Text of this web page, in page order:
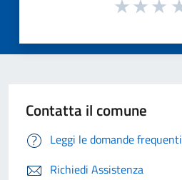
Contatta il comune
Leggi le domande frequenti
Richiedi Assistenza